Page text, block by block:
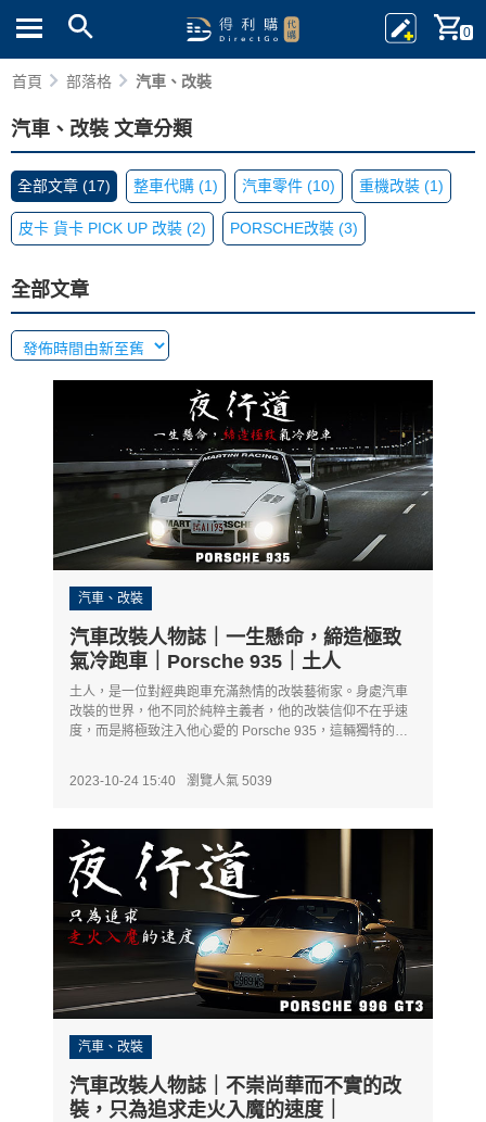
0
首頁 部落格 汽車、改裝
汽車、改裝 文章分類
全部文章 (17) 整車代購 (1) 汽車零件 (10) 重機改裝 (1)
皮卡 貨卡 PICK UP 改裝 (2) PORSCHE改裝 (3)
全部文章
汽車、改裝
汽車改裝人物誌｜一生懸命，締造極致
氣冷跑車｜Porsche 935｜土人
土人，是一位對經典跑車充滿熱情的改裝藝術家。身處汽車
改裝的世界，他不同於純粹主義者，他的改裝信仰不在乎速
度，而是將極致注入他心愛的 Porsche 935，這輛獨特的氣
2023-10-24 15:40
瀏覽人氣 5039
汽車、改裝
汽車改裝人物誌｜不崇尚華而不實的改
裝，只為追求走火入魔的速度｜